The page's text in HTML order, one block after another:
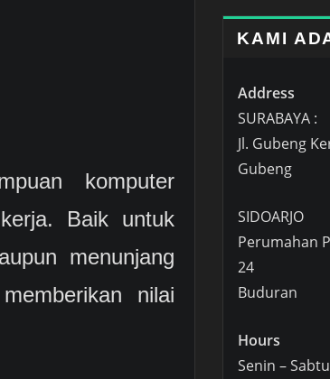
komputer
Baik untuk
menunjang
nilai
KAMI
Address
SURABAYA :
Jl. Gubeng
Gubeng
SIDOARJO
Perumahan
24
Buduran
Hours
Senin –